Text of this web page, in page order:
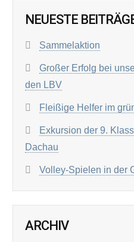
NEUESTE
Sammelaktion
Großer Erfolg bei
den LBV
Fleißige Helfer im
Exkursion der 9.
Dachau
Volley-Spielen in der
ARCHIV